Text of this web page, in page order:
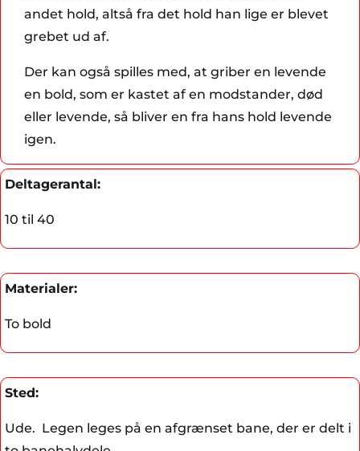
andet hold, altså fra det hold han lige er blevet
grebet ud af.
Der kan også spilles med, at griber en levende
en bold, som er kastet af en modstander, død
eller levende, så bliver en fra hans hold levende
igen.
Deltagerantal:
10 til 40
Materialer:
To bold
Sted:
Ude. Legen leges på en afgrænset bane, der er delt i